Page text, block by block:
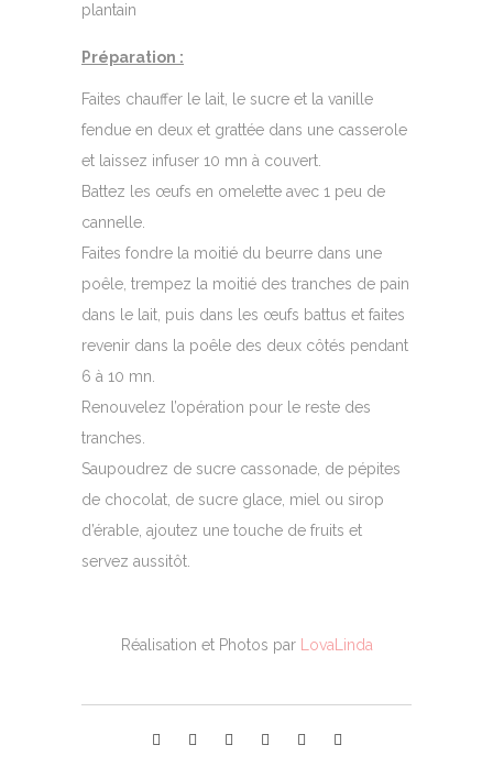
plantain
Préparation :
Faites chauffer le lait, le sucre et la vanille
fendue en deux et grattée dans une casserole
et laissez infuser 10 mn à couvert.
Battez les œufs en omelette avec 1 peu de
cannelle.
Faites fondre la moitié du beurre dans une
poêle, trempez la moitié des tranches de pain
dans le lait, puis dans les œufs battus et faites
revenir dans la poêle des deux côtés pendant
6 à 10 mn.
Renouvelez l’opération pour le reste des
tranches.
Saupoudrez de sucre cassonade, de pépites
de chocolat, de sucre glace, miel ou sirop
d’érable, ajoutez une touche de fruits et
servez aussitôt.
Réalisation et Photos par LovaLinda